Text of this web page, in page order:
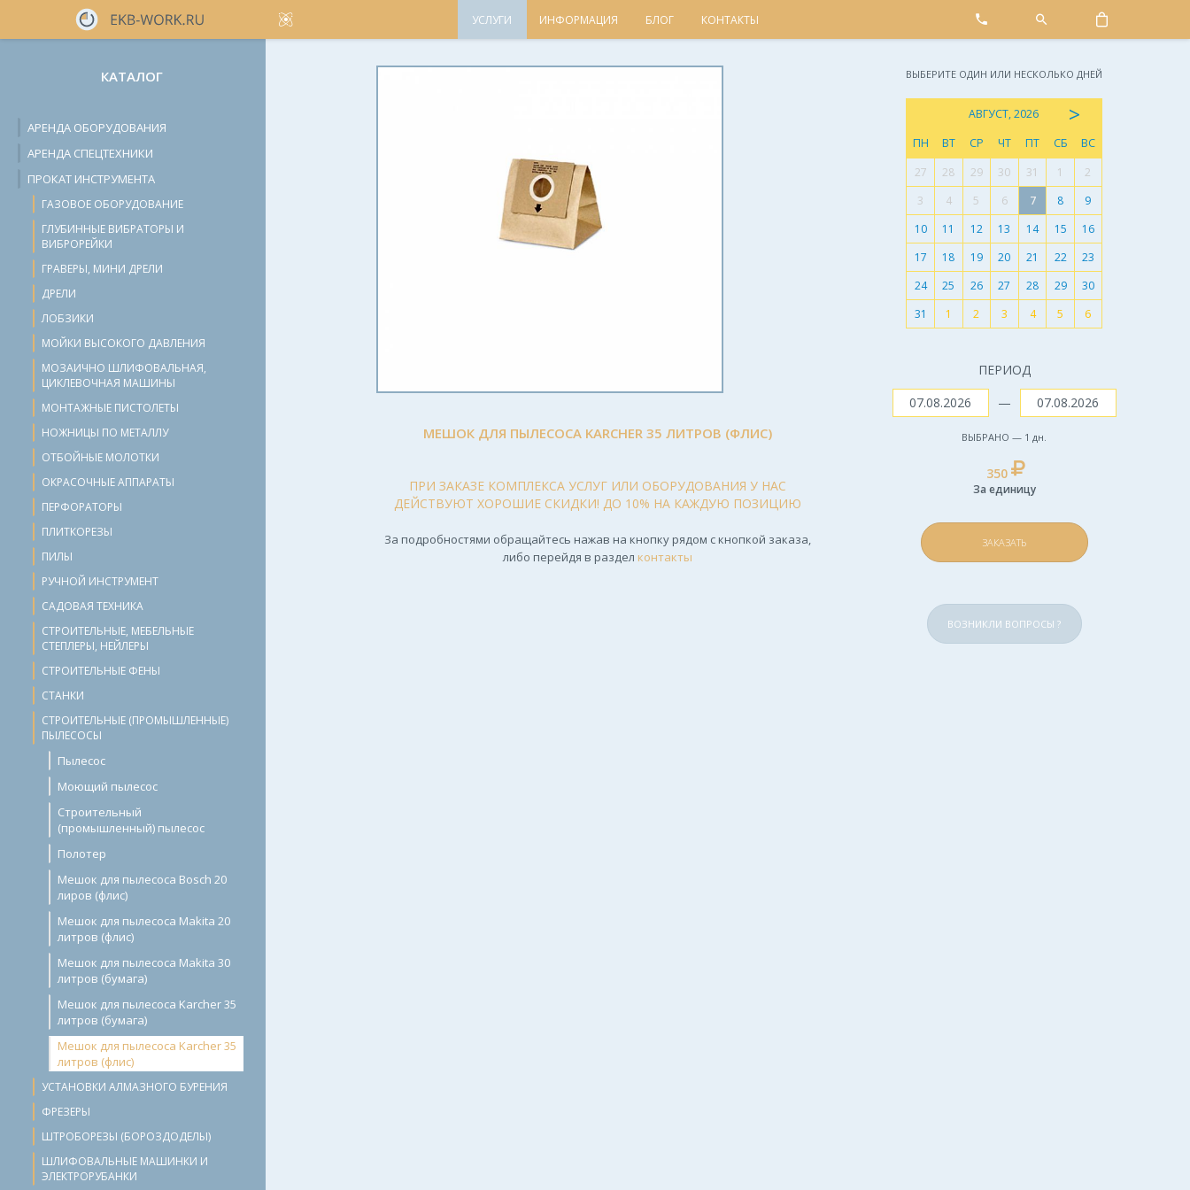
УСЛУГИ ИНФОРМАЦИЯ БЛОГ КОНТАКТЫ
КАТАЛОГ
АРЕНДА ОБОРУДОВАНИЯ
АРЕНДА СПЕЦТЕХНИКИ
ПРОКАТ ИНСТРУМЕНТА
ГАЗОВОЕ ОБОРУДОВАНИЕ
ГЛУБИННЫЕ ВИБРАТОРЫ И
ВИБРОРЕЙКИ
ГРАВЕРЫ, МИНИ ДРЕЛИ
ДРЕЛИ
ЛОБЗИКИ
МОЙКИ ВЫСОКОГО ДАВЛЕНИЯ
МОЗАИЧНО ШЛИФОВАЛЬНАЯ,
ЦИКЛЕВОЧНАЯ МАШИНЫ
МОНТАЖНЫЕ ПИСТОЛЕТЫ
НОЖНИЦЫ ПО МЕТАЛЛУ
ОТБОЙНЫЕ МОЛОТКИ
ОКРАСОЧНЫЕ АППАРАТЫ
ПЕРФОРАТОРЫ
ПЛИТКОРЕЗЫ
ПИЛЫ
РУЧНОЙ ИНСТРУМЕНТ
САДОВАЯ ТЕХНИКА
СТРОИТЕЛЬНЫЕ, МЕБЕЛЬНЫЕ
СТЕПЛЕРЫ, НЕЙЛЕРЫ
СТРОИТЕЛЬНЫЕ ФЕНЫ
СТАНКИ
СТРОИТЕЛЬНЫЕ (ПРОМЫШЛЕННЫЕ)
ПЫЛЕСОСЫ
Пылесос
Моющий пылесос
Строительный
(промышленный) пылесос
Полотер
Мешок для пылесоса Bosch 20
лиров (флис)
Мешок для пылесоса Makita 20
литров (флис)
Мешок для пылесоса Makita 30
литров (бумага)
Мешок для пылесоса Karcher 35
литров (бумага)
Мешок для пылесоса Karcher 35
литров (флис)
УСТАНОВКИ АЛМАЗНОГО БУРЕНИЯ
ФРЕЗЕРЫ
ШТРОБОРЕЗЫ (БОРОЗДОДЕЛЫ)
ШЛИФОВАЛЬНЫЕ МАШИНКИ И
ЭЛЕКТРОРУБАНКИ
МЕШОК ДЛЯ ПЫЛЕСОСА KARCHER 35 ЛИТРОВ (ФЛИС)
ПРИ ЗАКАЗЕ КОМПЛЕКСА УСЛУГ ИЛИ ОБОРУДОВАНИЯ У НАС
ДЕЙСТВУЮТ ХОРОШИЕ СКИДКИ! ДО 10% НА КАЖДУЮ ПОЗИЦИЮ
За подробностями обращайтесь нажав на кнопку рядом с кнопкой заказа,
либо перейдя в раздел контакты
ВЫБЕРИТЕ ОДИН ИЛИ НЕСКОЛЬКО ДНЕЙ
АВГУСТ, 2026 >
ПН ВТ СР ЧТ ПТ СБ
ВС
27
28 29 30 31 1
2
3
4 5 6 7 8
9
10
11 12 13 14 15
16
17
18 19 20 21 22
23
24
25 26 27 28 29
30
31
1 2 3 4 5 6
ПЕРИОД
—
ВЫБРАНО — 1 дн.
350
За единицу
ЗАКАЗАТЬ
ВОЗНИКЛИ ВОПРОСЫ ?